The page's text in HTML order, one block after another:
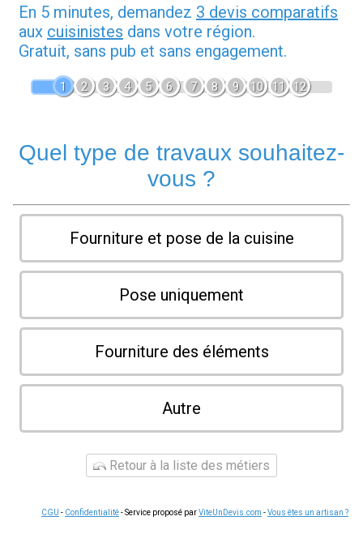
En 5 minutes, demandez 3 devis comparatifs
aux cuisinistes dans votre région.
Gratuit, sans pub et sans engagement.
1 2 3 4 5 6 7 8 9 10 11 12
Quel type de travaux souhaitez-
vous ?
Fourniture et pose de la cuisine
Pose uniquement
Fourniture des éléments
Autre
Retour à la liste des métiers
CGU - Confidentialité- Service proposé parViteUnDevis.com -Vous êtes un artisan ?